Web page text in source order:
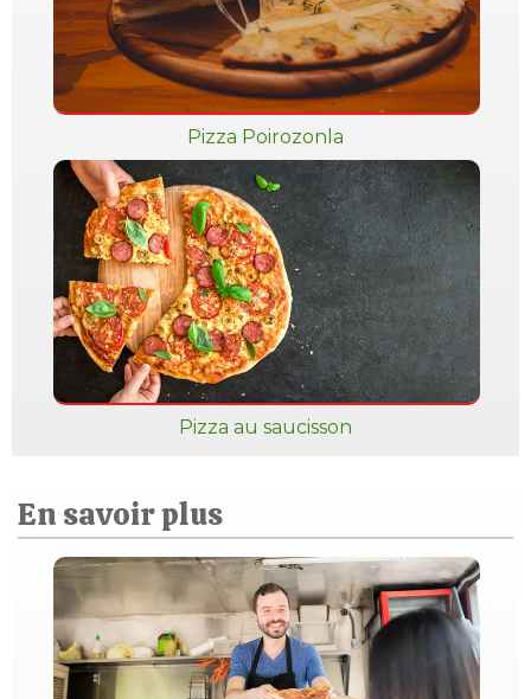
Pizza Poirozonla
Pizza au saucisson
En savoir plus